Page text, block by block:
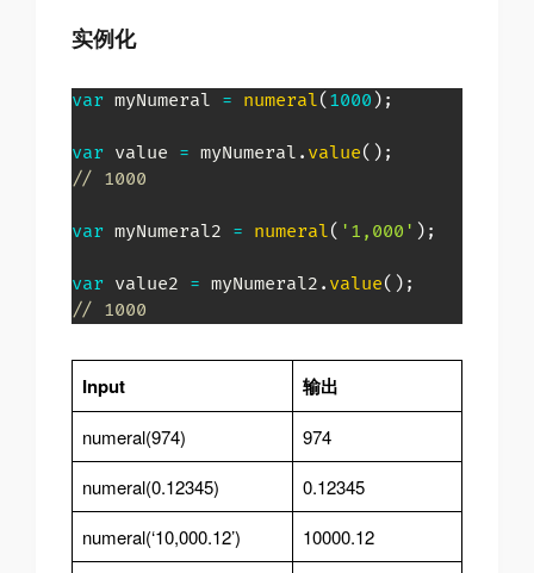
实例化
var myNumeral = numeral( 1000 ) ;
var value = myNumeral . value( ) ;
// 1000
var myNumeral2 = numeral( '1,000' ) ;
var value2 = myNumeral2 . value( ) ;
// 1000
Input 输出
numeral(974)
974
numeral(0.12345)
0.12345
numeral(‘10,000.12’)
10000.12